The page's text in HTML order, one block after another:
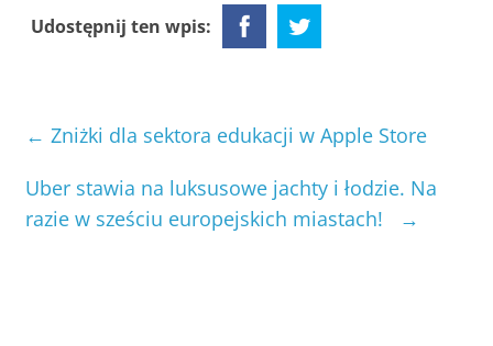
Udostępnij ten wpis:
← Zniżki dla sektora edukacji w Apple Store
Uber stawia na luksusowe jachty i łodzie. Na
razie w sześciu europejskich miastach!
→